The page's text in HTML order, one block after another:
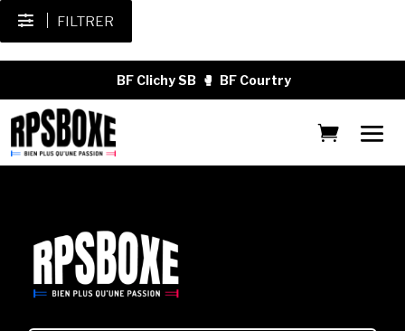
FILTRER
BF Clichy SB 🥊 BF Courtry